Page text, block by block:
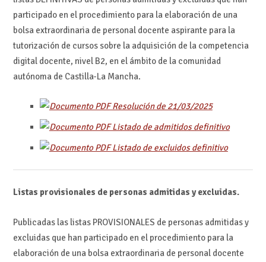
participado en el procedimiento para la elaboración de una
bolsa extraordinaria de personal docente aspirante para la
tutorización de cursos sobre la adquisición de la competencia
digital docente, nivel B2, en el ámbito de la comunidad
autónoma de Castilla-La Mancha.
Resolución de 21/03/2025
Listado de admitidos definitivo
Listado de excluidos definitivo
Listas provisionales de personas admitidas y excluidas.
Publicadas las listas PROVISIONALES de personas admitidas y
excluidas que han participado en el procedimiento para la
elaboración de una bolsa extraordinaria de personal docente